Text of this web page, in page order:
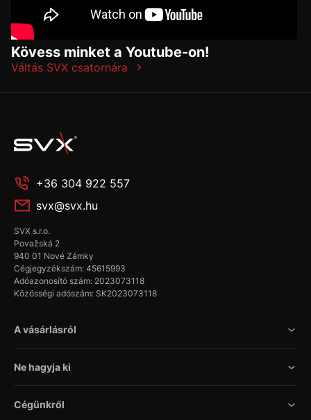
Kövess minket a Youtube-on!
Váltás SVX csatornára
+36 304 922 557
svx@svx.hu
SVX s.r.o.
Považská 2
940 01 Nové Zámky
Cégjegyzékszám: 45615993
Adóazonosító szám: 2023073118
Közösségi adószám: SK2023073118
A vásárlásról
Ne hagyja ki
Cégünkről